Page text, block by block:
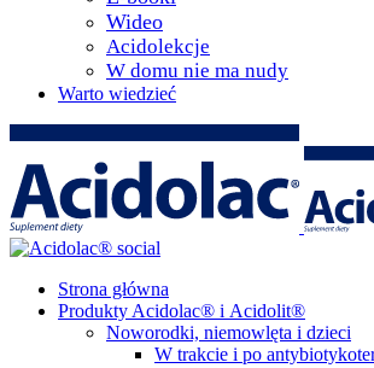
Wideo
Acidolekcje
W domu nie ma nudy
Warto wiedzieć
Strona główna
Produkty Acidolac® i Acidolit®
Noworodki, niemowlęta i dzieci
W trakcie i po